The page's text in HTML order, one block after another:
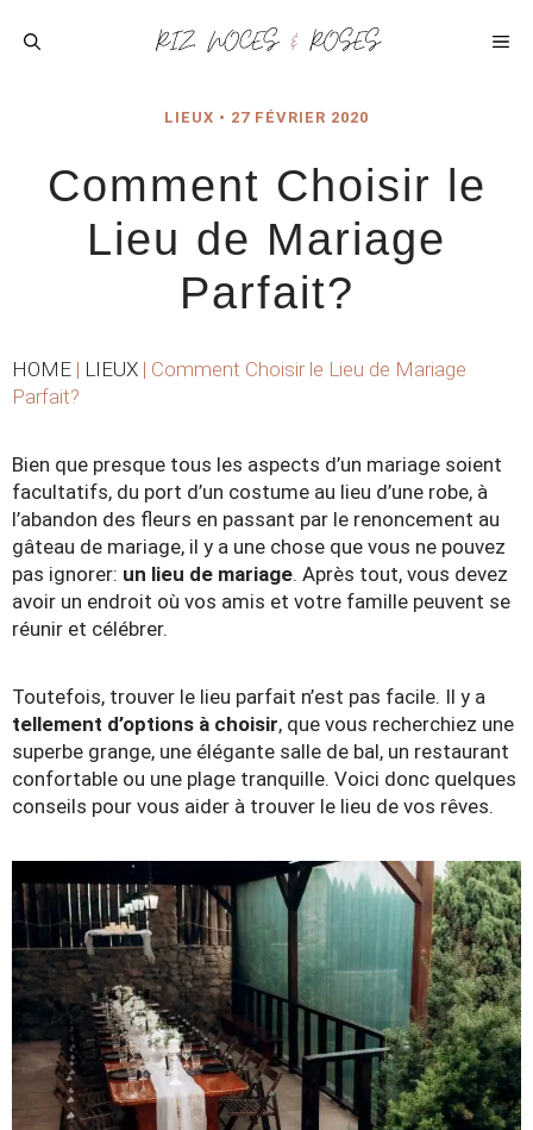
LIEUX • 27 FÉVRIER 2020
Comment Choisir le
Lieu de Mariage
Parfait?
HOME | LIEUX | Comment Choisir le Lieu de Mariage
Parfait?
Bien que presque tous les aspects d’un mariage soient
facultatifs, du port d’un costume au lieu d’une robe, à
l’abandon des fleurs en passant par le renoncement au
gâteau de mariage, il y a une chose que vous ne pouvez
pas ignorer: un lieu de mariage. Après tout, vous devez
avoir un endroit où vos amis et votre famille peuvent se
réunir et célébrer.
Toutefois, trouver le lieu parfait n’est pas facile. Il y a
tellement d’options à choisir, que vous recherchiez une
superbe grange, une élégante salle de bal, un restaurant
confortable ou une plage tranquille. Voici donc quelques
conseils pour vous aider à trouver le lieu de vos rêves.